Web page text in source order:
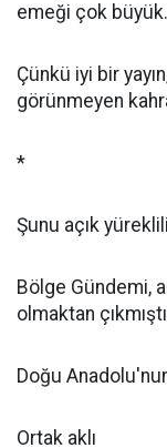
emeği çok büyük.
Çünkü iyi bir
görünmeyen
*
Şunu açık
Bölge Gündemi,
olmaktan
Doğu
Ortak aklı